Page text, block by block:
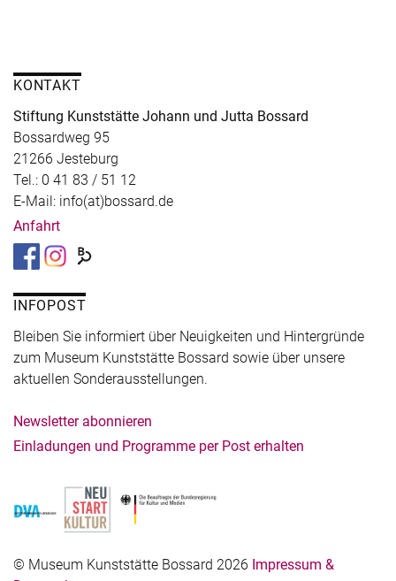
KONTAKT
Stiftung Kunststätte Johann und Jutta Bossard
Bossardweg 95
21266 Jesteburg
Tel.: 0 41 83 / 51 12
E-Mail: info(at)bossard.de
Anfahrt
INFOPOST
Bleiben Sie informiert über Neuigkeiten und Hintergründe
zum Museum Kunststätte Bossard sowie über unsere
aktuellen Sonderausstellungen.
Newsletter abonnieren
Einladungen und Programme per Post erhalten
© Museum Kunststätte Bossard 2026 Impressum &